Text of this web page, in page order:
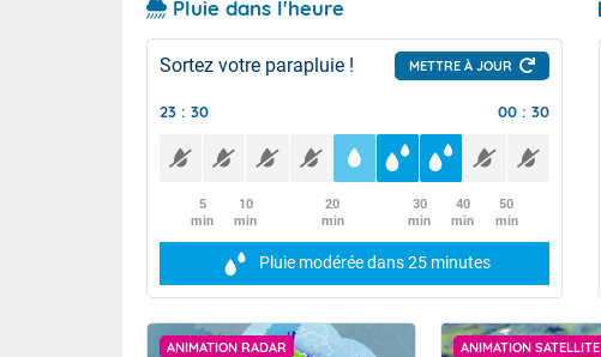
Pluie dans l'heure
Sortez votre parapluie ! METTRE À JOUR
23 : 30 00 : 30
5
min
10
min
20
min
30
min
40
min
50
min
Pluie modéréedans 25 minutes
ANIMATION RADAR ANIMATION SATELLITE